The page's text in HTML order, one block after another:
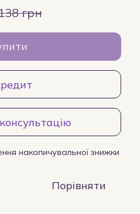
грн
накопичувальної знижки
Порівняти